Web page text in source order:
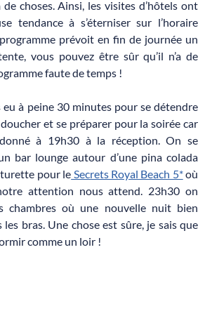
choses. Ainsi, les visites d’hôtels ont
tendance à s’éterniser sur l’horaire
prévoit en fin de journée un
vous pouvez être sûr qu’il n’a de
faute de temps !
à peine 30 minutes pour se détendre
et se préparer pour la soirée car
à 19h30 à la réception. On se
bar lounge autour d’une pina colada
pour le Secrets Royal Beach 5*où
attention nous attend. 23h30 on
chambres où une nouvelle nuit bien
bras. Une chose est sûre, je sais que
comme un loir !